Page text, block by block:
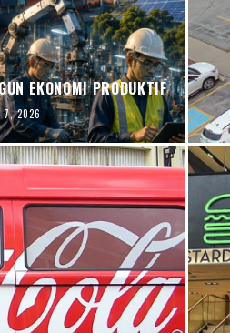
EKONOMI PRODUKTIF
7, 2026